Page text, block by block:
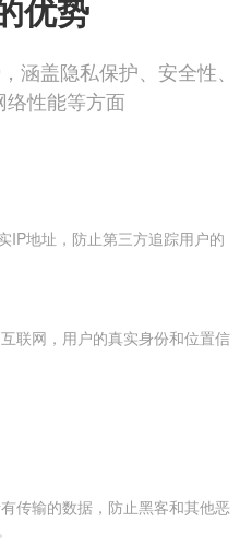
优势
涵盖隐私保护、安全性、
络性能等方面
IP地址，防止第三方追踪用户的
联网，用户的真实身份和位置信
传输的数据，防止黑客和其他恶